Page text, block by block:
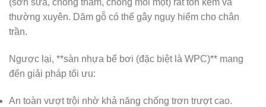
(sơn sửa, chống thấm, chống mối mọt) rất tốn kém và
thường xuyên. Dăm gỗ có thể gây nguy hiểm cho chân
trần.
Ngược lại, **sàn nhựa bể bơi (đặc biệt là WPC)** mang
đến giải pháp tối ưu:
An toàn vượt trội nhờ khả năng chống trơn trượt cao.